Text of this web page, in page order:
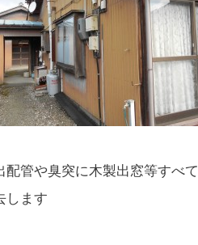
配管や臭突に木製出窓等すべて
します